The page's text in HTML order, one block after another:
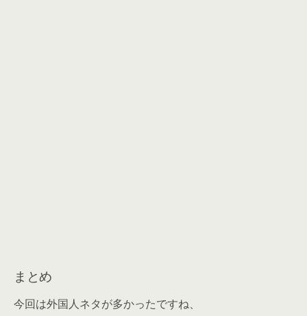
まとめ
今回は外国人ネタが多かったですね、